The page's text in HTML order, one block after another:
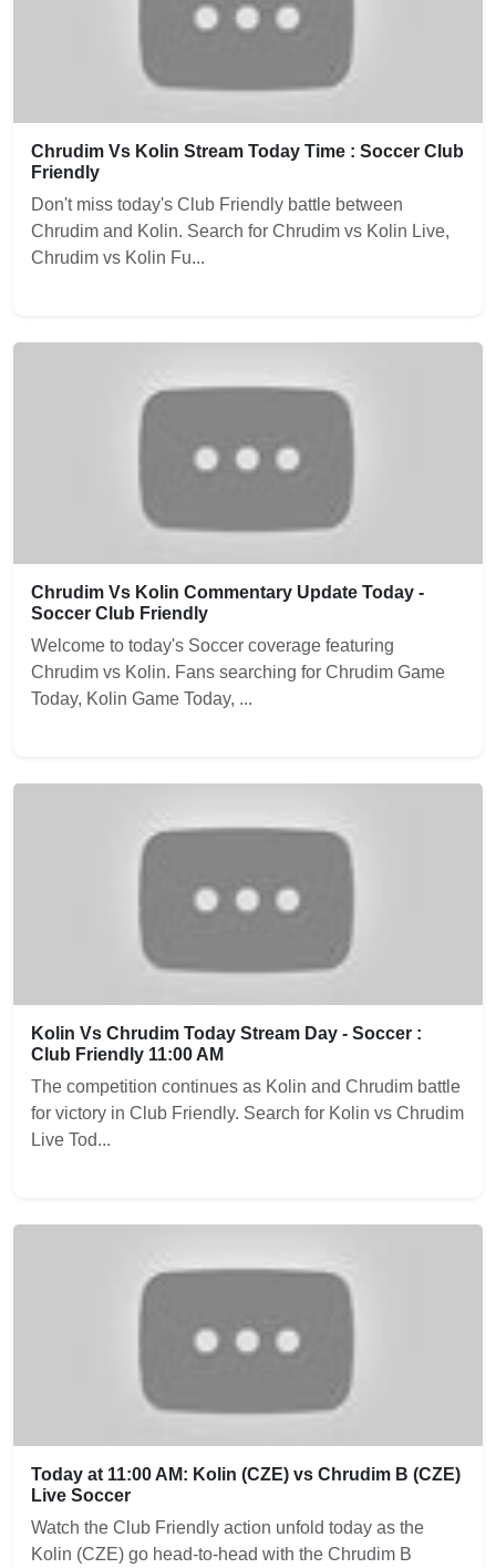
Chrudim Vs Kolin Stream Today Time : Soccer Club
Friendly
Don't miss today's Club Friendly battle between
Chrudim and Kolin. Search for Chrudim vs Kolin Live,
Chrudim vs Kolin Fu...
Chrudim Vs Kolin Commentary Update Today -
Soccer Club Friendly
Welcome to today's Soccer coverage featuring
Chrudim vs Kolin. Fans searching for Chrudim Game
Today, Kolin Game Today, ...
Kolin Vs Chrudim Today Stream Day - Soccer :
Club Friendly 11:00 AM
The competition continues as Kolin and Chrudim battle
for victory in Club Friendly. Search for Kolin vs Chrudim
Live Tod...
Today at 11:00 AM: Kolin (CZE) vs Chrudim B (CZE)
Live Soccer
Watch the Club Friendly action unfold today as the
Kolin (CZE) go head-to-head with the Chrudim B